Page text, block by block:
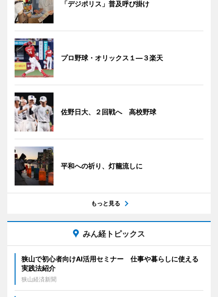
「デジポリス」普及呼び掛け
プロ野球・オリックス１―３楽天
佐野日大、２回戦へ 高校野球
平和への祈り、灯籠流しに
もっと見る
みん経トピックス
狭山で初心者向けAI活用セミナー 仕事や暮らしに使える
実践法紹介
狭山経済新聞